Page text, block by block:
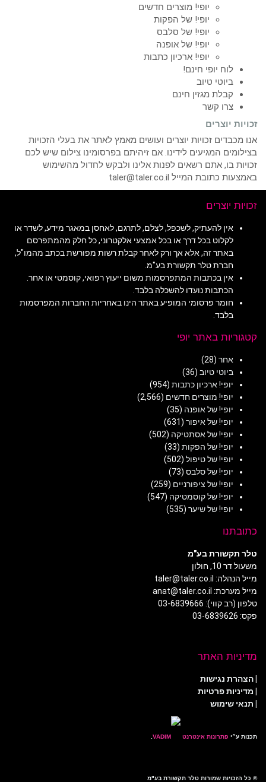
יופי! מוצרים חדשים
יופי! של הפקות
יופי! של סלבס
יופי! של אופנה
יופי! ארכיון כתבות
לוח יופי חינם!
ביוטי טיוב
קבלת מגזין חינם
צרו קשר
זכויות יוצרים
אנו מכבדים זכויות יוצרים ועושים מאמץ לאתר את בעלי הזכויות
בצילומים המגיעים לידינו. אם זיהיתם בפרסומינו צילום שיש לכם
זכויות בו, אתם רשאים לפנות אלינו ולבקש לחדול מהשימוש
באמצעות כתובת המייל taler@taler.co.il
זכויות יוצרים
אין להעתיק, לשכפל, לצלם, לתרגם, לאחסן במאגר מידע, לשדר או
לקלוט בכל דרך או בכל אמצעי אלקטרוני, כל חלק מהמתפרסם
באתר זה, אלא אך ורק לאחר קבלת רשות מפורשת בכתב מהמו"ל,
חברת טלר תקשורת בע"מ.
אין בכתבות המתפרסמות משום ייעוץ רפואי, קוסמטי או אחר.
הכתבות נועדו להשכלה בלבד.
חומר פרסומי המופיע באתר הינו באחריות החברות המפרסמות
בלבד.
קטגוריות באתר יופי
אחר (28)
ביוטי טיוב (36)
יופי! ארכיון כתבות (954)
יופי! מוצרים חדשים (2,566)
יופי! של אופנה (35)
יופי! של איפור (631)
יופי! של אסתטיקה (502)
יופי! של הפקות (33)
יופי! של טיפול (502)
יופי! של סלבס (73)
יופי! של ציפורניים (259)
יופי! של קוסמטיקה (547)
יופי! של שיער (535)
כתובתנו
טלר תקשורת בע"מ
משעול דר 10, חולון
מייל הנהלה: taler@taler.co.il
מייל מערכת: anat@taler.co.il
טלפון (רב קווי): 03-6839666
פקס: 03-6839626
מדיניות האתר
הצהרת נגישות
מדיניות פרטיות
| תנאי שימוש
תכנות ע״י פתרונות אינטרנט
© כל הזכויות שמורות טלר תקשורת בע"מ